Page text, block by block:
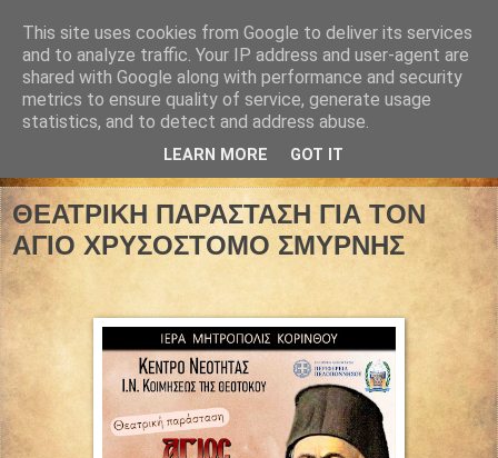
18 Οκτωβρίου 2022
ΘΕΑΤΡΙΚΗ ΠΑΡΑΣΤΑΣΗ ΓΙΑ ΤΟΝ
ΑΓΙΟ ΧΡΥΣΟΣΤΟΜΟ ΣΜΥΡΝΗΣ
This site uses cookies from Google to deliver its services
and to analyze traffic. Your IP address and user-agent are
shared with Google along with performance and security
metrics to ensure quality of service, generate usage
statistics, and to detect and address abuse.
LEARN MORE GOT IT